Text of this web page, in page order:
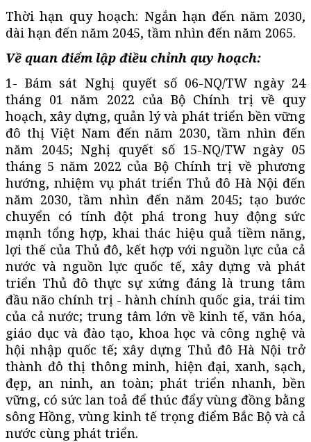
Thời hạn quy hoạch: Ngắn hạn đến năm 2030,
dài hạn đến năm 2045, tầm nhìn đến năm 2065.
Về quan điểm lập điều chỉnh quy hoạch:
1- Bám sát Nghị quyết số 06-NQ/TW ngày 24
tháng 01 năm 2022 của Bộ Chính trị về quy
hoạch, xây dựng, quản lý và phát triển bền vững
đô thị Việt Nam đến năm 2030, tầm nhìn đến
năm 2045; Nghị quyết số 15-NQ/TW ngày 05
tháng 5 năm 2022 của Bộ Chính trị về phương
hướng, nhiệm vụ phát triển Thủ đô Hà Nội đến
năm 2030, tầm nhìn đến năm 2045; tạo bước
chuyển có tính đột phá trong huy động sức
mạnh tổng hợp, khai thác hiệu quả tiềm năng,
lợi thế của Thủ đô, kết hợp với nguồn lực của cả
nước và nguồn lực quốc tế, xây dựng và phát
triển Thủ đô thực sự xứng đáng là trung tâm
đầu não chính trị - hành chính quốc gia, trái tim
của cả nước; trung tâm lớn về kinh tế, văn hóa,
giáo dục và đào tạo, khoa học và công nghệ và
hội nhập quốc tế; xây dựng Thủ đô Hà Nội trở
thành đô thị thông minh, hiện đại, xanh, sạch,
đẹp, an ninh, an toàn; phát triển nhanh, bền
vững, có sức lan toả để thúc đẩy vùng đồng bằng
sông Hồng, vùng kinh tế trọng điểm Bắc Bộ và cả
nước cùng phát triển.